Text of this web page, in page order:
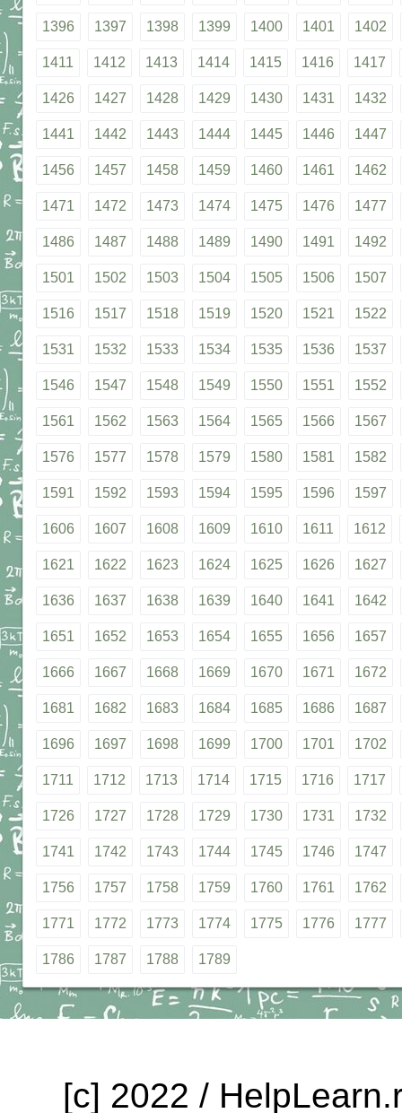
1396 1397 1398 1399 1400 1401 1402
1411 1412 1413 1414 1415 1416 1417
1426 1427 1428 1429 1430 1431 1432
1441 1442 1443 1444 1445 1446 1447
1456 1457 1458 1459 1460 1461 1462
1471 1472 1473 1474 1475 1476 1477
1486 1487 1488 1489 1490 1491 1492
1501 1502 1503 1504 1505 1506 1507
1516 1517 1518 1519 1520 1521 1522
1531 1532 1533 1534 1535 1536 1537
1546 1547 1548 1549 1550 1551 1552
1561 1562 1563 1564 1565 1566 1567
1576 1577 1578 1579 1580 1581 1582
1591 1592 1593 1594 1595 1596 1597
1606 1607 1608 1609 1610 1611 1612
1621 1622 1623 1624 1625 1626 1627
1636 1637 1638 1639 1640 1641 1642
1651 1652 1653 1654 1655 1656 1657
1666 1667 1668 1669 1670 1671 1672
1681 1682 1683 1684 1685 1686 1687
1696 1697 1698 1699 1700 1701 1702
1711 1712 1713 1714 1715 1716 1717
1726 1727 1728 1729 1730 1731 1732
1741 1742 1743 1744 1745 1746 1747
1756 1757 1758 1759 1760 1761 1762
1771 1772 1773 1774 1775 1776 1777
1786 1787 1788 1789
[c] 2022 /